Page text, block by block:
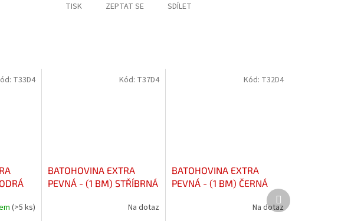
TISK ZEPTAT SE SDÍLET
(>5 ks)
T33D4
BATOHOVINA EXTRA
PEVNÁ - (1 BM) STŘÍBRNÁ
Na dotaz
Kód: T37D4
BATOHOVINA EXTRA
PEVNÁ - (1 BM) ČERNÁ
Na dotaz
Kód: T32D4
Další
produkt